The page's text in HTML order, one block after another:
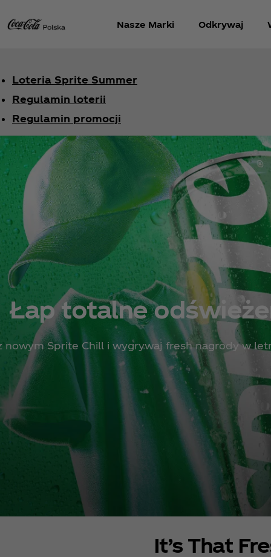
Nasze Marki Odkrywaj
Loteria Sprite Summer
Regulamin loterii
Regulamin promocji
Łap totalne
nowym Sprite Chill i wygrywaj fresh nagrody w
It’s That